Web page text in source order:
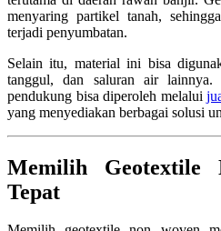
menyaring partikel tanah,
terjadi penyumbatan.
Selain itu, material ini bisa
tanggul, dan saluran air lainnya.
pendukung bisa diperoleh melalui
yang menyediakan berbagai solusi
Memilih Geotextile
Tepat